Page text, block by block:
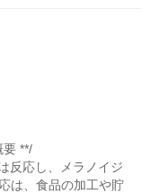
要 **/
反応し、メラノイジ
は、食品の加工や貯